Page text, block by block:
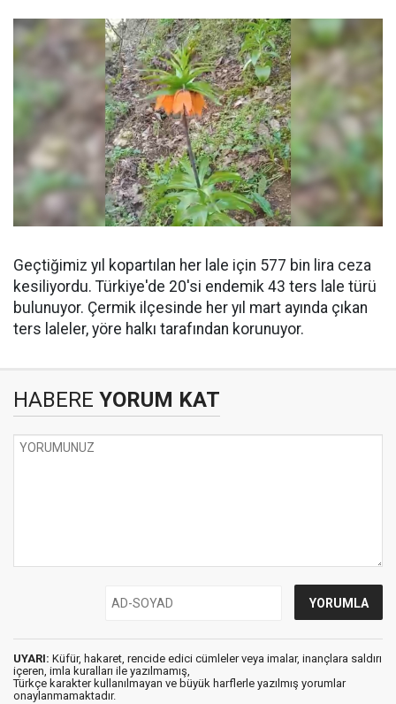
Geçtiğimiz yıl kopartılan her lale için 577 bin lira ceza
kesiliyordu. Türkiye'de 20'si endemik 43 ters lale türü
bulunuyor. Çermik ilçesinde her yıl mart ayında çıkan
ters laleler, yöre halkı tarafından korunuyor.
HABERE YORUM KAT
UYARI: Küfür, hakaret, rencide edici cümleler veya imalar, inançlara saldırı
içeren, imla kuralları ile yazılmamış,
Türkçe karakter kullanılmayan ve büyük harflerle yazılmış yorumlar
onaylanmamaktadır.